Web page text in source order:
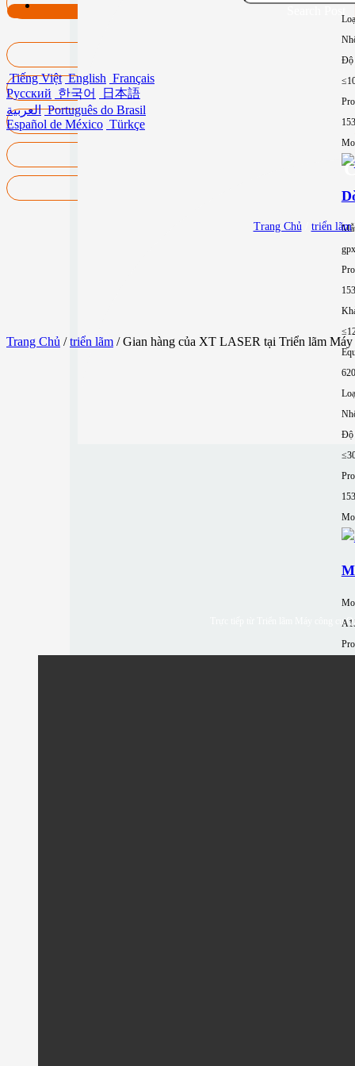
Độ
Độ
Tiếng Việt English Français
Русский 한국어
日本語
العربية Português do Brasil
Español de México Türkçe
Trang Chủ triển lãm
Trang Chủ /triển lãm / Gian hàng của XT LASER tại Triển lãm
Trực tiếp từ Triển lãm Máy công cụ